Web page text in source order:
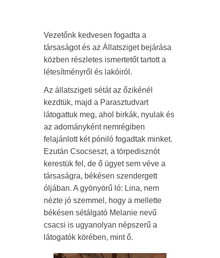
Vezetőnk kedvesen fogadta a
társaságot és az Állatsziget bejárása
közben részletes ismertetőt tartott a
létesítményről és lakóiról.
Az állatszigeti sétát az őzikénél
kezdtük, majd a Parasztudvart
látogattuk meg, ahol birkák, nyulak és
az adományként nemrégiben
felajánlott két póniló fogadtak minket.
Ezután Csocseszt, a törpedisznót
kerestük fel, de ő ügyet sem véve a
társaságra, békésen szendergett
óljában. A gyönyörű ló: Lina, nem
nézte jó szemmel, hogy a mellette
békésen sétálgató Melanie nevű
csacsi is ugyanolyan népszerű a
látogatók körében, mint ő.